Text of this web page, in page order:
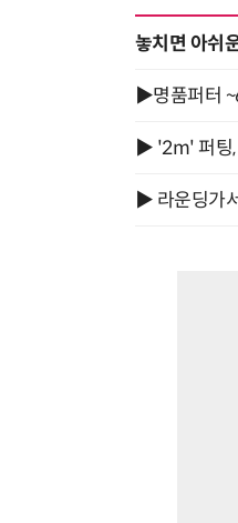
놓치면 아쉬
▶명품퍼터
▶ '2m' 퍼팅,
▶ 라운딩가